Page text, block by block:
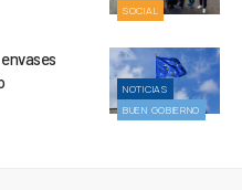
SOCIAL
NOTICIAS
BUEN GOBIERNO